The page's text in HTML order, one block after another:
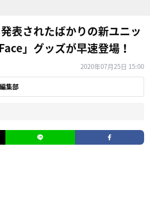
発表されたばかりの新ユニッ
」グッズが早速登場！
2020年07月25日 15:00
集部